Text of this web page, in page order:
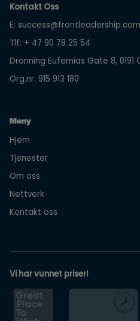
Kontakt Oss
E: success@frontleadership.com
Tlf: + 47 90 78 25 54
Dronning Eufemias Gate 8, 0191
Org.nr. 915 913 180
Meny
Hjem
Tjenester
Om oss
Nettverk
Kontakt oss
Vi har vunnet priser!